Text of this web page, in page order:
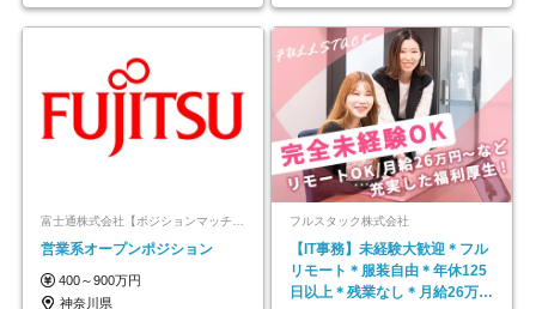
富士通株式会社【ポジションマッチ登録】
営業系オープンポジション
400～900万円
神奈川県
フルスタック株式会社
【IT事務】未経験大歓迎＊フル
リモート＊服装自由＊年休125
日以上＊残業なし＊月給26万円